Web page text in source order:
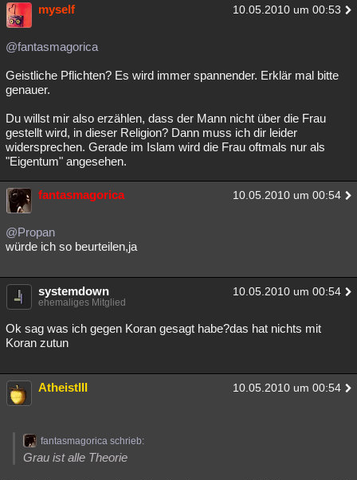
myself 10.05.2010 um 00:53
@fantasmagorica
Geistliche Pflichten? Es wird immer spannender. Erklär mal bitte
genauer.
Du willst mir also erzählen, dass der Mann nicht über die Frau
gestellt wird, in dieser Religion? Dann muss ich dir leider
widersprechen. Gerade im Islam wird die Frau oftmals nur als
"Eigentum" angesehen.
fantasmagorica 10.05.2010 um 00:54
@Propan
würde ich so beurteilen,ja
systemdown 10.05.2010 um 00:54
ehemaliges Mitglied
Ok sag was ich gegen Koran gesagt habe?das hat nichts mit
Koran zutun
AtheistIII 10.05.2010 um 00:54
fantasmagorica schrieb:
Grau ist alle Theorie